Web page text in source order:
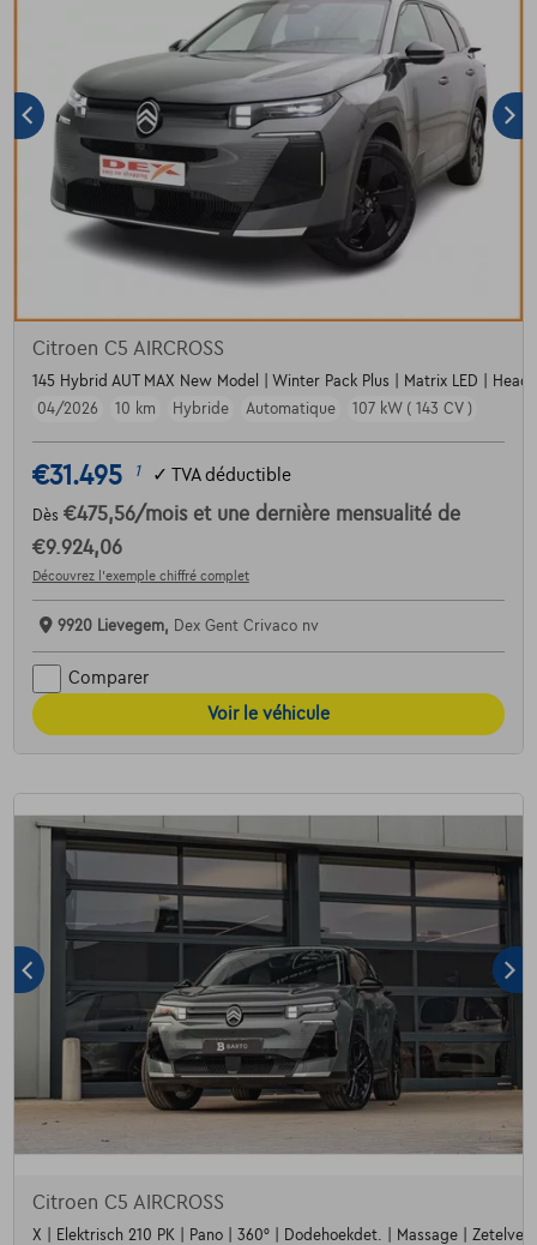
Citroen C5 AIRCROSS
145 Hybrid AUT MAX New Model | Winter Pack Plus | Matrix LED | Head
04/2026
10 km Hybride Automatique 107 kW ( 143 CV )
€31.495 1 ✓ TVA déductible
Dès €475,56/mois et une dernière mensualité de
€9.924,06
Découvrez l’exemple chiffré complet
9920 Lievegem, Dex Gent Crivaco nv
Comparer
Voir le véhicule
Citroen C5 AIRCROSS
X | Elektrisch 210 PK | Pano | 360° | Dodehoekdet. | Massage |